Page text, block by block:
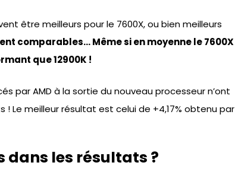
être meilleurs pour le 7600X, ou bien meilleurs
comparables… Même si en moyenne le 7600X
que 12900K !
par AMD à la sortie du nouveau processeur n’ont
meilleur résultat est celui de +4,17% obtenu par
dans les résultats ?